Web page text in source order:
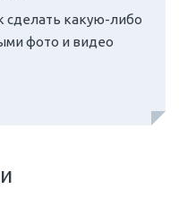
сделать какую-либо
фото и видео